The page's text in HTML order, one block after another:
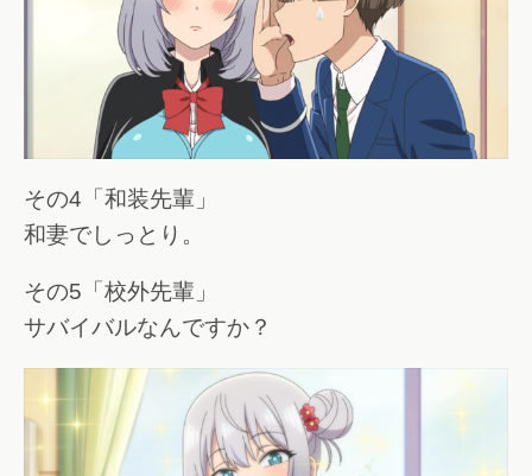
その4「和装先輩」
和妻でしっとり。
その5「校外先輩」
サバイバルなんですか？